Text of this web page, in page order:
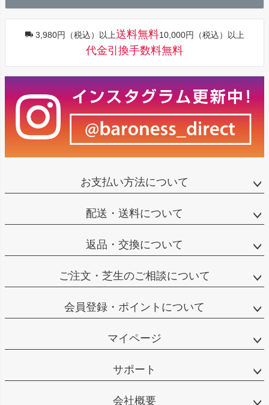
へ
3,980円（税込）以上送料無料10,000円（税込）以上
代金引換手数料無料
お支払い方法について
配送・送料について
返品・交換について
ご注文・芝生のご相談について
会員登録・ポイントについて
マイページ
サポート
会社概要